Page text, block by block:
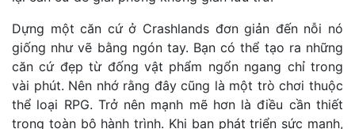
Dựng một căn cứ ở Crashlands đơn giản đến nỗi nó
giống như vẽ bằng ngón tay. Bạn có thể tạo ra những
căn cứ đẹp từ đống vật phẩm ngổn ngang chỉ trong
vài phút. Nên nhớ rằng đây cũng là một trò chơi thuộc
thể loại RPG. Trở nên mạnh mẽ hơn là điều cần thiết
trong toàn bộ hành trình. Khi bạn phát triển sức mạnh,